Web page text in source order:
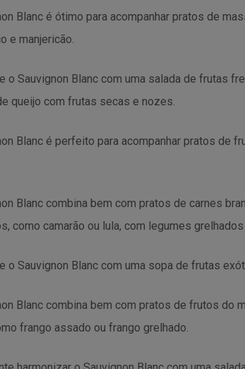
Blanc é ótimo para acompanhar pratos de
e manjericão.
o Sauvignon Blanc com uma salada de frutas
queijo com frutas secas e nozes.
Blanc é perfeito para acompanhar pratos de
Blanc combina bem com pratos de carnes
como camarão ou lula, com legumes
o Sauvignon Blanc com uma sopa de frutas
Blanc combina bem com pratos de frutos do
frango assado ou frango grelhado.